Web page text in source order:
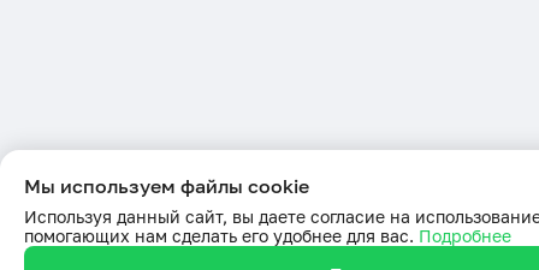
Мы используем файлы cookie
Используя данный сайт, вы даете согласие на
помогающих нам сделать его удобнее для вас. Подробнее